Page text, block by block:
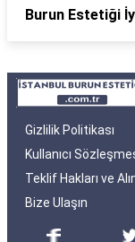
Burun Estetiği
Gizlilik Politikası
Kullanıcı
Teklif Hakları ve
Bize Ulaşın